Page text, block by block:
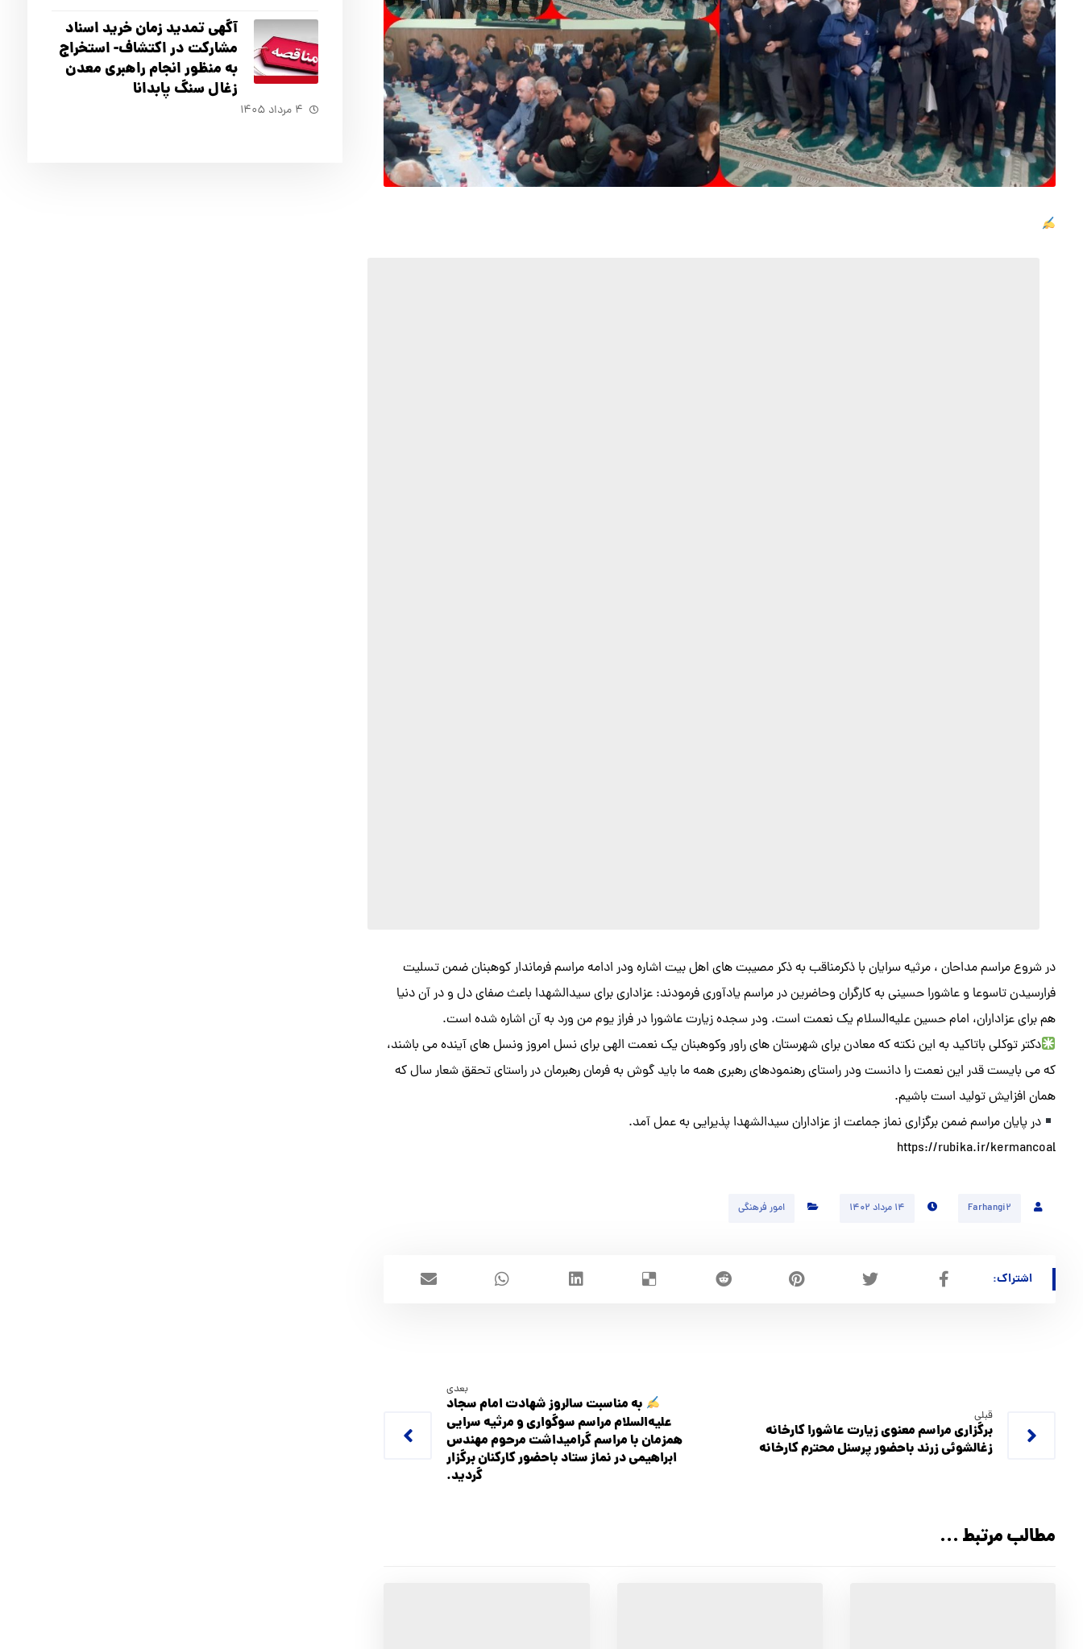
در شروع مراسم مداحان ، مرثیه سرایان با ذکرمناقب به ذکر مصیبت های اهل بیت اشاره ودر ادامه مراسم فرماندار کوهبنان ضمن تسلیت
فرارسیدن تاسوعا و عاشورا حسینی به کارگران وحاضرین در مراسم یادآوری فرمودند: عزاداری برای سیدالشهدا باعث صفای دل و در آن دنیا
هم برای عزاداران، امام حسین علیه‌السلام یک نعمت است. ودر سجده زیارت عاشورا در فراز یوم من ورد به آن اشاره شده است.
دکتر توکلی باتاکید به این نکته که معادن برای شهرستان های راور وکوهبنان یک نعمت الهی برای نسل امروز ونسل های آینده می باشند،
که می بایست قدر این نعمت را دانست ودر راستای رهنمودهای رهبری همه ما باید گوش به فرمان رهبرمان در راستای تحقق شعار سال که
همان افزایش تولید است باشیم.
در پایان مراسم ضمن برگزاری نماز جماعت از عزاداران سیدالشهدا پذیرایی به عمل آمد.
https://rubika.ir/kermancoal
Farhangi2 ۱۴ مرداد ۱۴۰۲ امور فرهنگی
قبلی
برگزاری مراسم معنوی زیارت عاشورا کارخانه
زغالشوئی زرند باحضور پرسنل محترم کارخانه
بعدی
به مناسبت سالروز شهادت امام سجاد
علیه‌السلام مراسم سوگواری و مرثیه سرایی
همزمان با مراسم گرامیداشت مرحوم مهندس
ابراهیمی در نماز ستاد باحضور کارکنان برگزار
گردید.
مطالب مرتبط ...
آگهي تمدید زمان خرید اسناد
مشارکت در اکتشاف- استخراج
به منظور انجام راهبری معدن
زغال سنگ پابدانا
۴ مرداد ۱۴۰۵